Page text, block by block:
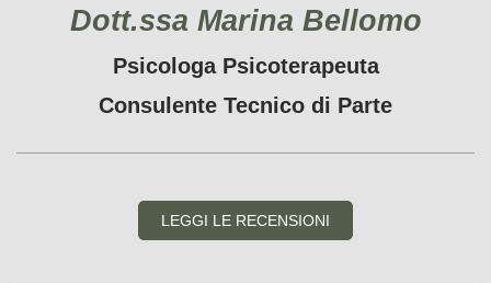
Dott.ssa Marina Bellomo
Psicologa Psicoterapeuta
Consulente Tecnico di Parte
LEGGI LE RECENSIONI